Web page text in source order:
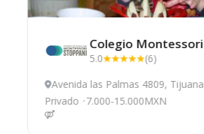
Colegio Montessori
5.0
(6)
Avenida las Palmas 4809, Tijuana
Privado 7.000-15.000MXN